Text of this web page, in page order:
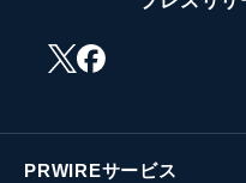
PRWIREサービス